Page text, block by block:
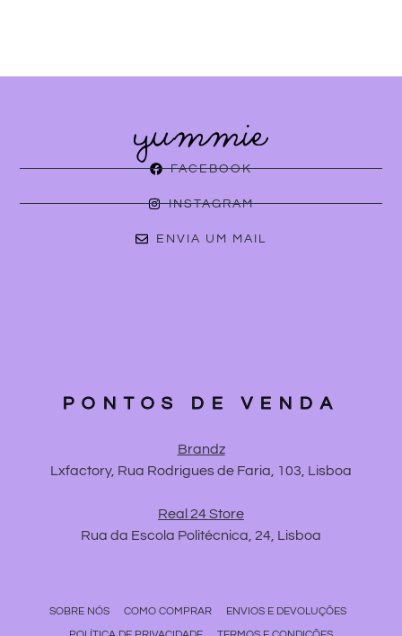
FACEBOOK
INSTAGRAM
ENVIA UM MAIL
PONTOS DE VENDA
Brandz
Lxfactory, Rua Rodrigues de Faria, 103, Lisboa
Real 24 Store
Rua da Escola Politécnica, 24, Lisboa
SOBRE NÓS COMO COMPRAR
ENVIOS E DEVOLUÇÕES